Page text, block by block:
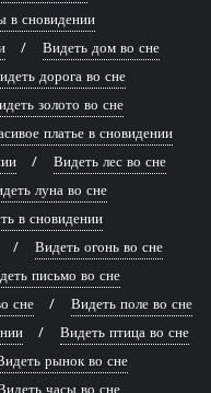
в сновидении
Видеть дом во сне
дорога во сне
золото во сне
платье в сновидении
Видеть лес во сне
луна во сне
в сновидении
Видеть огонь во сне
письмо во сне
сне
Видеть поле во сне
Видеть птица во сне
рынок во сне
часы во сне